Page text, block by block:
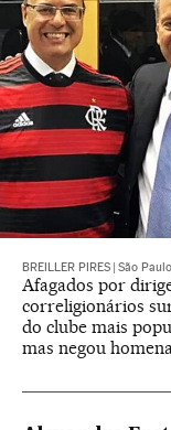
BREILLER PIRES São Paulo
Afagados por
correligionários
do clube mais
mas negou